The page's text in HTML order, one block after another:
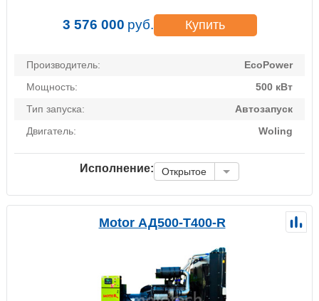
3 576 000 руб. Купить
Производитель:
EcoPower
Мощность:
500 кВт
Тип запуска:
Автозапуск
Двигатель:
Woling
Исполнение: Открытое
Motor АД500-Т400-R